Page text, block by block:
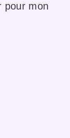
pour mon